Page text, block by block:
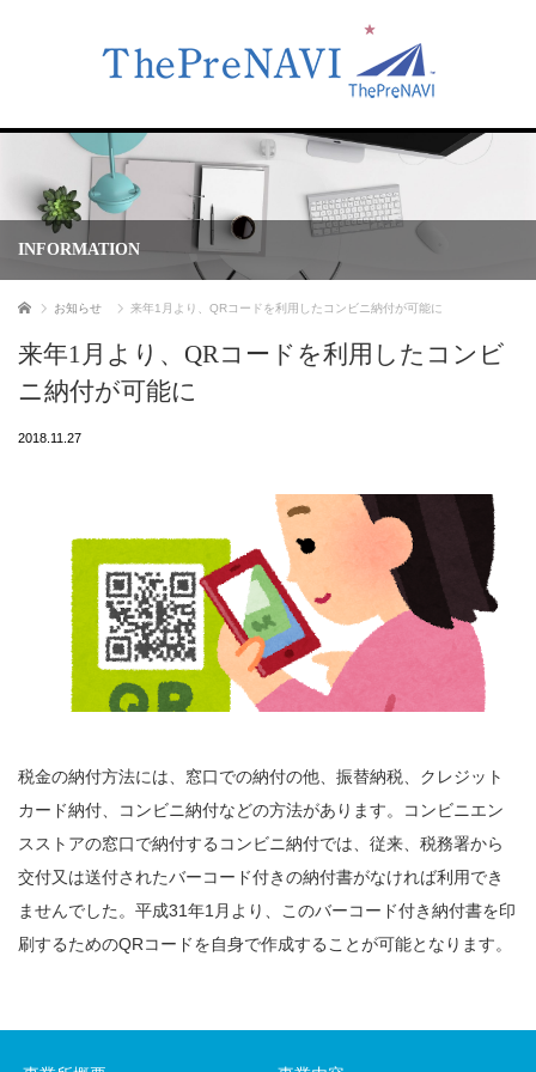
INFORMATION
ホーム お知らせ 来年1月より、QRコードを利用したコンビニ納付が可能に
来年1月より、QRコードを利用したコンビ
ニ納付が可能に
2018.11.27
税金の納付方法には、窓口での納付の他、振替納税、クレジット
カード納付、コンビニ納付などの方法があります。コンビニエン
スストアの窓口で納付するコンビニ納付では、従来、税務署から
交付又は送付されたバーコード付きの納付書がなければ利用でき
ませんでした。平成31年1月より、このバーコード付き納付書を印
刷するためのQRコードを自身で作成することが可能となります。